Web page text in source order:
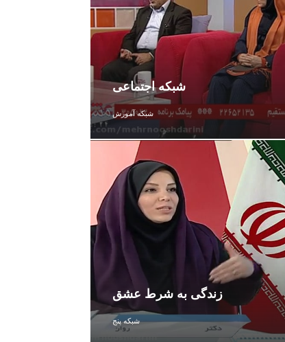
شبکه اجتماعی
شبکه آموزش
زندگی به شرط عشق
شبکه پنج